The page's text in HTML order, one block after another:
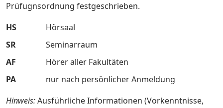
Prüfugnsordnung festgeschrieben.
HS
Hörsaal
SR
Seminarraum
AF
Hörer aller Fakultäten
PA
nur nach persönlicher Anmeldung
Hinweis:Ausführliche Informationen (Vorkenntnisse,